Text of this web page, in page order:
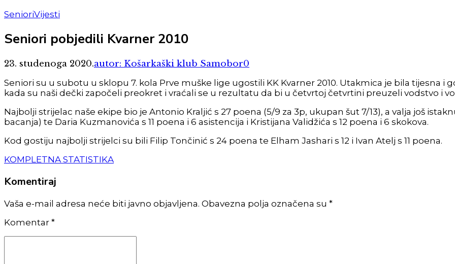
SenioriVijesti
Seniori pobjedili Kvarner 2010
23. studenoga 2020.autor: Košarkaški klub Samobor0
Seniori su u subotu u sklopu 7. kola Prve muške lige ugostili KK Kvarner 2010. Utakmica je bila tijesna i
kada su naši dečki započeli preokret i vraćali se u rezultatu da bi u četvrtoj četvrtini preuzeli vodstvo i
Najbolji strijelac naše ekipe bio je Antonio Kraljić s 27 poena (5/9 za 3p, ukupan šut 7/13), a valja još
bacanja) te Daria Kuzmanovića s 11 poena i 6 asistencija i Kristijana Validžića s 12 poena i 6 skokova.
Kod gostiju najbolji strijelci su bili Filip Tončinić s 24 poena te Elham Jashari s 12 i Ivan Atelj s 11 poena.
KOMPLETNA STATISTIKA
Komentiraj
Vaša e-mail adresa neće biti javno objavljena. Obavezna polja označena su *
Komentar *